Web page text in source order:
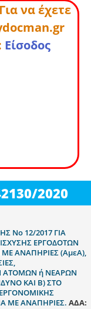
να έχετε
Είσοδος
2020
Νο 12/2017 ΓΙΑ
ΕΡΓΟΔΟΤΩΝ
ΑΝΑΠΗΡΙΕΣ (ΑμεΑ),
ΑΤΟΜΩΝ ή ΝΕΑΡΩΝ
ΚΑΙ Β) ΣΤΟ
ΜΕ ΑΝΑΠΗΡΙΕΣ. ΑΔΑ: